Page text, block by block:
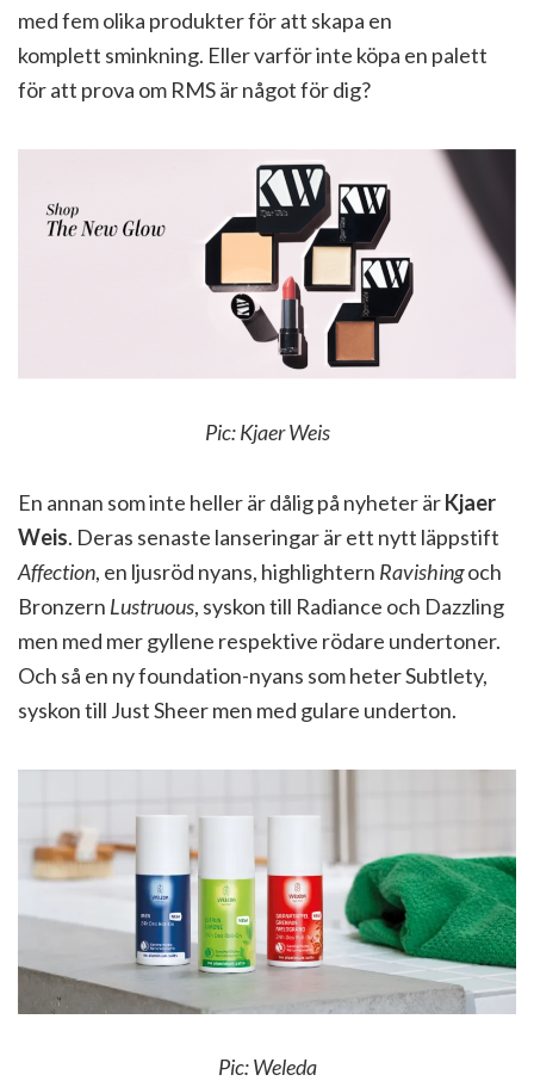
med fem olika produkter för att skapa en
komplett sminkning. Eller varför inte köpa en palett
för att prova om RMS är något för dig?
Pic: Kjaer Weis
En annan som inte heller är dålig på nyheter ärKjaer
Weis. Deras senaste lanseringar är ett nytt läppstift
Affection, en ljusröd nyans, highlightern Ravishingoch
Bronzern Lustruous, syskon till Radiance och Dazzling
men med mer gyllene respektive rödare undertoner.
Och så en ny foundation-nyans som heter Subtlety,
syskon till Just Sheer men med gulare underton.
Pic: Weleda